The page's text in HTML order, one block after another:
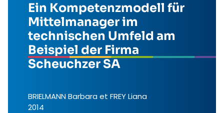
Ein Kompetenzmodell für
Mittelmanager im
technischen Umfeld am
Beispiel der Firma
Scheuchzer SA
BRIELMANN Barbara et FREY Liana
2014